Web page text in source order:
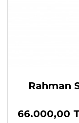
Rahman
66.000,00